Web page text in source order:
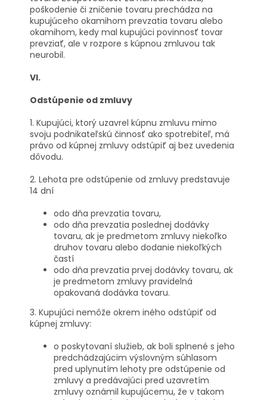
poškodenie či zničenie tovaru prechádza na
kupujúceho okamihom prevzatia tovaru alebo
okamihom, kedy mal kupujúci povinnosť tovar
prevziať, ale v rozpore s kúpnou zmluvou tak
neurobil.
VI.
Odstúpenie od zmluvy
1. Kupujúci, ktorý uzavrel kúpnu zmluvu mimo
svoju podnikateľskú činnosť ako spotrebiteľ, má
právo od kúpnej zmluvy odstúpiť aj bez uvedenia
dôvodu.
2. Lehota pre odstúpenie od zmluvy predstavuje
14 dní
odo dňa prevzatia tovaru,
odo dňa prevzatia poslednej dodávky
tovaru, ak je predmetom zmluvy niekoľko
druhov tovaru alebo dodanie niekoľkých
častí
odo dňa prevzatia prvej dodávky tovaru, ak
je predmetom zmluvy pravidelná
opakovaná dodávka tovaru.
3. Kupujúci nemôže okrem iného odstúpiť od
kúpnej zmluvy:
o poskytovaní služieb, ak boli splnené s jeho
predchádzajúcim výslovným súhlasom
pred uplynutím lehoty pre odstúpenie od
zmluvy a predávajúci pred uzavretím
zmluvy oznámil kupujúcemu, že v takom